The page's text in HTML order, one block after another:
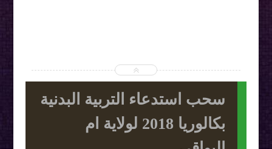
سحب استدعاء التربية البدنية
بكالوريا 2018 لولاية ام